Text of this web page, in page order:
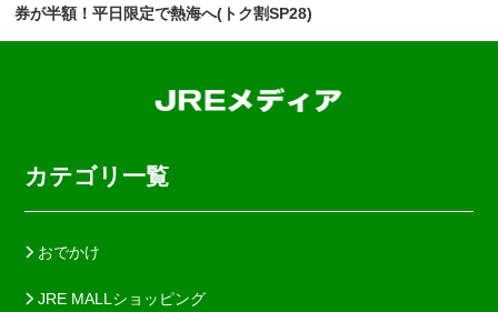
券が半額！平日限定で熱海へ(トク割SP28)
カテゴリ一覧
おでかけ
JRE MALLショッピング